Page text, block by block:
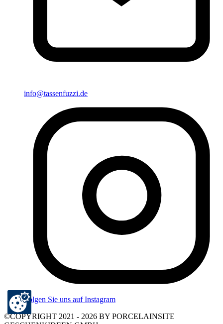
info@tassenfuzzi.de
Folgen Sie uns auf Instagram
©COPYRIGHT 2021 - 2026 BY PORCELAINSITE